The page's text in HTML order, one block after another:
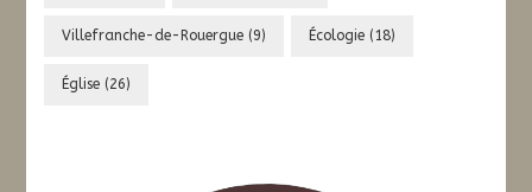
Villefranche-de-Rouergue (9) Écologie (18)
Église (26)